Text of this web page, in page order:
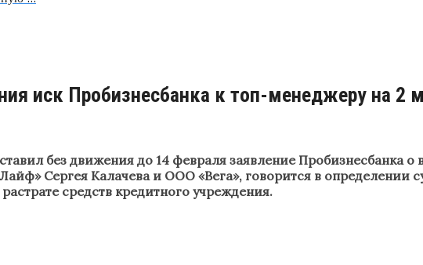
иск Пробизнесбанка к топ-менеджеру на 2
без движения до 14 февраля заявление Пробизнесбанка
Сергея Калачева и ООО «Вега», говорится в
средств кредитного учреждения.